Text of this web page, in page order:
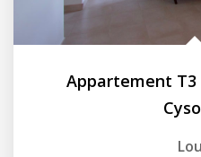
Appartement T3